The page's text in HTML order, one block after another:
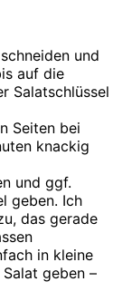
und
auf die
Salatschlüssel
Seiten bei
knackig
und ggf.
geben. Ich
das gerade
in kleine
geben –